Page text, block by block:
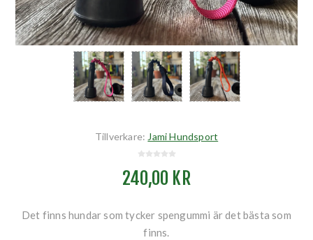
Tillverkare: Jami Hundsport
240,00 KR
Det finns hundar som tycker spengummi är det bästa som
finns.